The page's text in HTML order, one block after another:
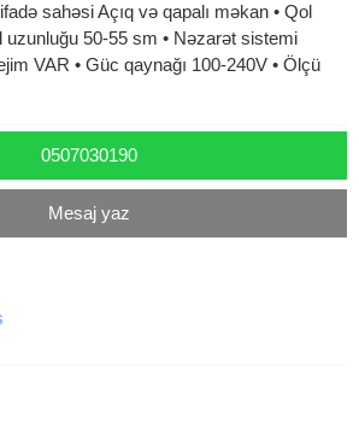
sahəsi Açıq və qapalı məkan • Qol
uzunluğu 50-55 sm • Nəzarət sistemi
VAR • Güc qaynağı 100-240V • Ölçü
0507030190
Mesaj yaz